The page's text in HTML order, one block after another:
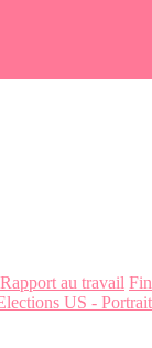
Rapport au travail
US -